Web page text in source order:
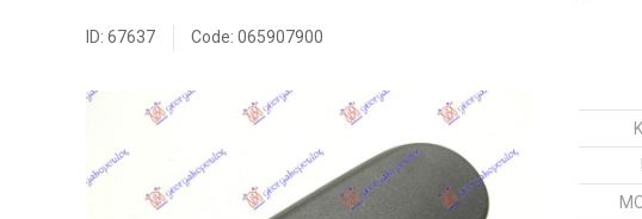
ID: 67637 Code: 065907900